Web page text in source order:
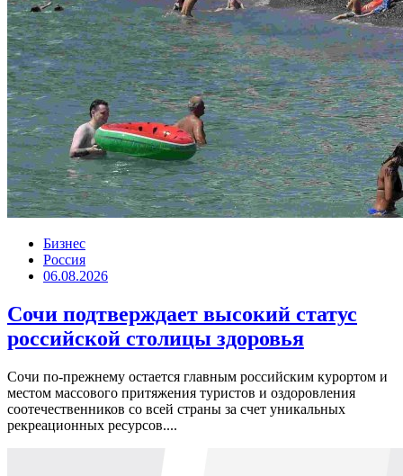
Бизнес
Россия
06.08.2026
Сочи подтверждает высокий статус
российской столицы здоровья
Сочи по-прежнему остается главным российским курортом и
местом массового притяжения туристов и оздоровления
соотечественников со всей страны за счет уникальных
рекреационных ресурсов....